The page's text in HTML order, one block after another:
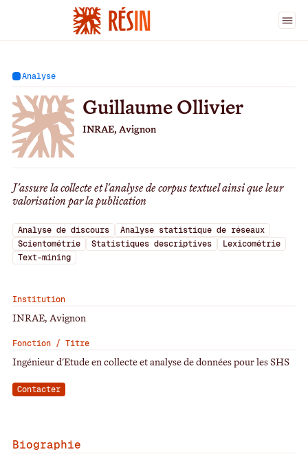
Guillaume Ollivier
Analyse
Guillaume Ollivier
INRAE, Avignon
J'assure la collecte et l'analyse de corpus textuel ainsi que leur
valorisation par la publication
Analyse de discours
Analyse statistique de réseaux
Scientométrie
Statistiques descriptives
Lexicométrie
Text-mining
Institution
INRAE, Avignon
Fonction / Titre
Ingénieur d'Etude en collecte et analyse de données pour les SHS
Contacter
Biographie